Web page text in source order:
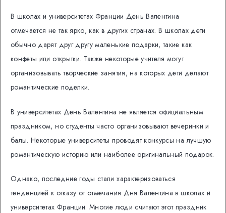
В школах и университетах Франции День Валентина
отмечается не так ярко, как в других странах. В школах дети
обычно дарят друг другу маленькие подарки, такие как
конфеты или открытки. Также некоторые учителя могут
организовывать творческие занятия, на которых дети делают
романтические поделки.
В университетах День Валентина не является официальным
праздником, но студенты часто организовывают вечеринки и
балы. Некоторые университеты проводят конкурсы на лучшую
романтическую историю или наиболее оригинальный подарок.
Однако, последние годы стали характеризоваться
тенденцией к отказу от отмечания Дня Валентина в школах и
университетах Франции. Многие люди считают этот праздник